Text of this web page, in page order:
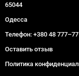
65044
Одесса
Телефон: +380 48
Оставить отзыв
Политика